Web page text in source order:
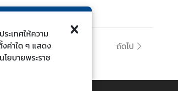
ถัดไป
ะเทศให้ความ
ค่าใด ๆ แสดง
ยบายพระราช